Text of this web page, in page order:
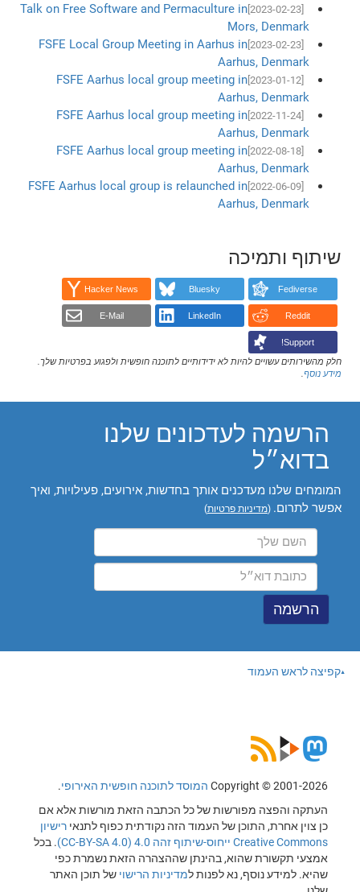
[2023-02-23]
Talk on Free Software and Permaculture in
Mors, Denmark
[2023-02-23]
FSFE Local Group Meeting in Aarhus in
Aarhus, Denmark
[2023-01-12]
FSFE Aarhus local group meeting in
Aarhus, Denmark
[2022-11-24]
FSFE Aarhus local group meeting in
Aarhus, Denmark
[2022-08-18]
FSFE Aarhus local group meeting in
Aarhus, Denmark
[2022-06-09]
FSFE Aarhus local group is relaunched in
Aarhus, Denmark
שיתוף ותמיכה
Fediverse
Bluesky
Hacker News
Reddit
LinkedIn
E-Mail
Support!
חלק מהשירותים עשויים להיות לא ידידותיים לתוכנה חופשית ולפגוע בפרטיות שלך.
מידע נוסף.
הרשמה לעדכונים שלנו
בדוא״ל
המומחים שלנו מעדכנים אותך בחדשות, אירועים, פעילויות, ואיך
אפשר לתרום. (מדיניות פרטיות)
קפיצה לראש העמוד
Copyright © 2001-2026 המוסד לתוכנה חופשית האירופי.
העתקה והפצה מפורשות של כל הכתבה הזאת מורשות אלא אם
כן צוין אחרת, התוכן של העמוד הזה נקודתית כפוף לתנאי רישיון
Creative Commons ייחוס-שיתוף זהה 4.0 (CC-BY-SA 4.0)
. בכל
אמצעי תקשורת שהוא, בהינתן שההצהרה הזאת נשמרת כפי
שהיא. למידע נוסף, נא לפנות למדיניות הרישוי של תוכן האתר